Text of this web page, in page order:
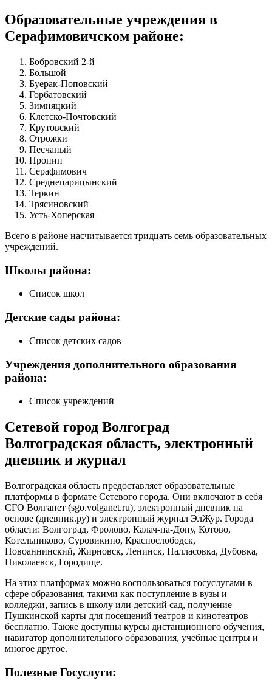
Образовательные учреждения в
Серафимовичском районе:
Бобровский 2-й
Большой
Буерак-Поповский
Горбатовский
Зимняцкий
Клетско-Почтовский
Крутовский
Отрожки
Песчаный
Пронин
Серафимович
Среднецарицынский
Теркин
Трясиновский
Усть-Хоперская
Всего в районе насчитывается тридцать семь образовательных
учреждений.
Школы района:
Список школ
Детские сады района:
Список детских садов
Учреждения дополнительного образования
района:
Список учреждений
Сетевой город Волгоград
Волгоградская область, электронный
дневник и журнал
Волгоградская область предоставляет образовательные
платформы в формате Сетевого города. Они включают в себя
СГО Волганет (sgo.volganet.ru), электронный дневник на
основе (дневник.ру) и электронный журнал ЭлЖур. Города
области: Волгоград, Фролово, Калач-на-Дону, Котово,
Котельниково, Суровикино, Краснослободск,
Новоаннинский, Жирновск, Ленинск, Палласовка, Дубовка,
Николаевск, Городище.
На этих платформах можно воспользоваться госуслугами в
сфере образования, такими как поступление в вузы и
колледжи, запись в школу или детский сад, получение
Пушкинской карты для посещений театров и кинотеатров
бесплатно. Также доступны курсы дистанционного обучения,
навигатор дополнительного образования, учебные центры и
многое другое.
Полезные Госуслуги: